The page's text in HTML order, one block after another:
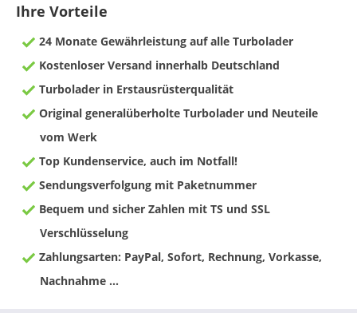
Ihre Vorteile
24 Monate Gewährleistung auf alle Turbolader
Kostenloser Versand innerhalb Deutschland
Turbolader in Erstausrüsterqualität
Original generalüberholte Turbolader und Neuteile
vom Werk
Top Kundenservice, auch im Notfall!
Sendungsverfolgung mit Paketnummer
Bequem und sicher Zahlen mit TS und SSL
Verschlüsselung
Zahlungsarten: PayPal, Sofort, Rechnung, Vorkasse,
Nachnahme ...